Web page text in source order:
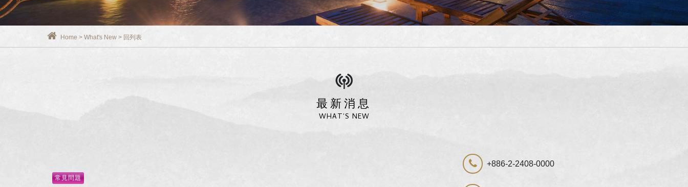
Home > What's New > 回列表
最新消息
WHAT'S NEW
常見問題
+886-2-2408-0000